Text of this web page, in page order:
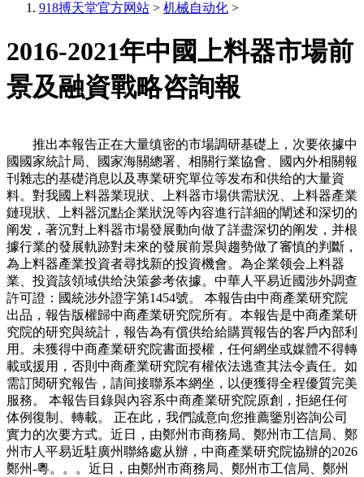
918搏天堂官方网站 > 机械自动化 >
2016-2021年中國上料器市場前
景及融資戰略咨詢報
推出本報告正在大量缜密的市場調研基礎上，次要依據中
國國家統計局、國家海關總署、相關行業協會、國內外相關報
刊雜志的基礎消息以及專業研究單位等发布和供给的大量資
料。對我國上料器業現狀、上料器市場供需狀況、上料器產業
鏈現狀、上料器沉點企業狀況等內容進行詳細的闡述和深切的
阐发，著沉對上料器市場發展動向做了詳盡深切的阐发，并根
據行業的發展軌跡對未來的發展前景與趨勢做了審慎的判斷，
為上料器產業投資者尋找新的投資機會。為企業领会上料器
業、投資該領域供给決策參考依據。中華人平易近國涉外調查
許可證：國統涉外證字第1454號。 本報告由中商產業研究院
出品，報告版權歸中商產業研究院所有。本報告是中商產業研
究院的研究與統計，報告為有償供给給購買報告的客戶內部利
用。未獲得中商產業研究院書面授權，任何網坐或媒體不得轉
載或援用，否則中商產業研究院有權依法逃查其法令責任。如
需訂閱研究報告，請间接聯系本網坐，以便獲得全程優質完美
服務。 本報告目錄與內容系中商產業研究院原創，拒絕任何
体例復制、轉載。 正在此，我們誠意向您推薦鑒別咨詢公司
實力的次要方式。近日，由鄭州市商務局、鄭州市工信局、鄭
州市人平易近駐廣州聯絡處从辦，中商產業研究院協辦的2026
鄭州-粵。。。近日，由鄭州市商務局、鄭州市工信局、鄭州